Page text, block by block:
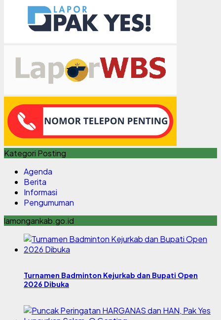
Kategori Posting
Agenda
Berita
Informasi
Pengumuman
lamongankab.go.id
Turnamen Badminton Kejurkab dan Bupati Open
2026 Dibuka